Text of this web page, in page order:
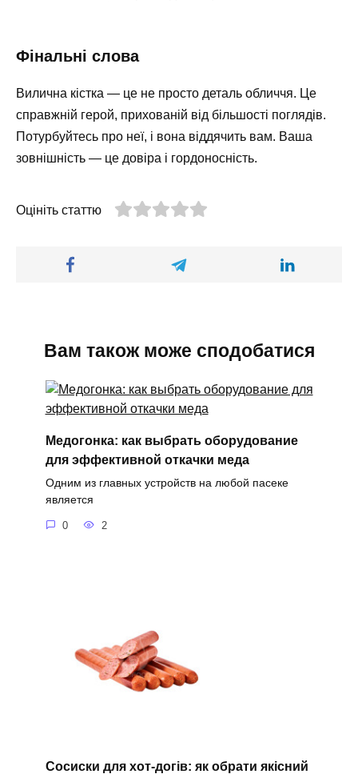
Фінальні слова
Вилична кістка — це не просто деталь обличчя. Це
справжній герой, прихованій від більшості поглядів.
Потурбуйтесь про неї, і вона віддячить вам. Ваша
зовнішність — це довіра і гордоносність.
Оцініть статтю
Вам також може сподобатися
Медогонка: как выбрать оборудование
для эффективной откачки меда
Одним из главных устройств на любой пасеке
является
0 2
Сосиски для хот-догів: як обрати якісний